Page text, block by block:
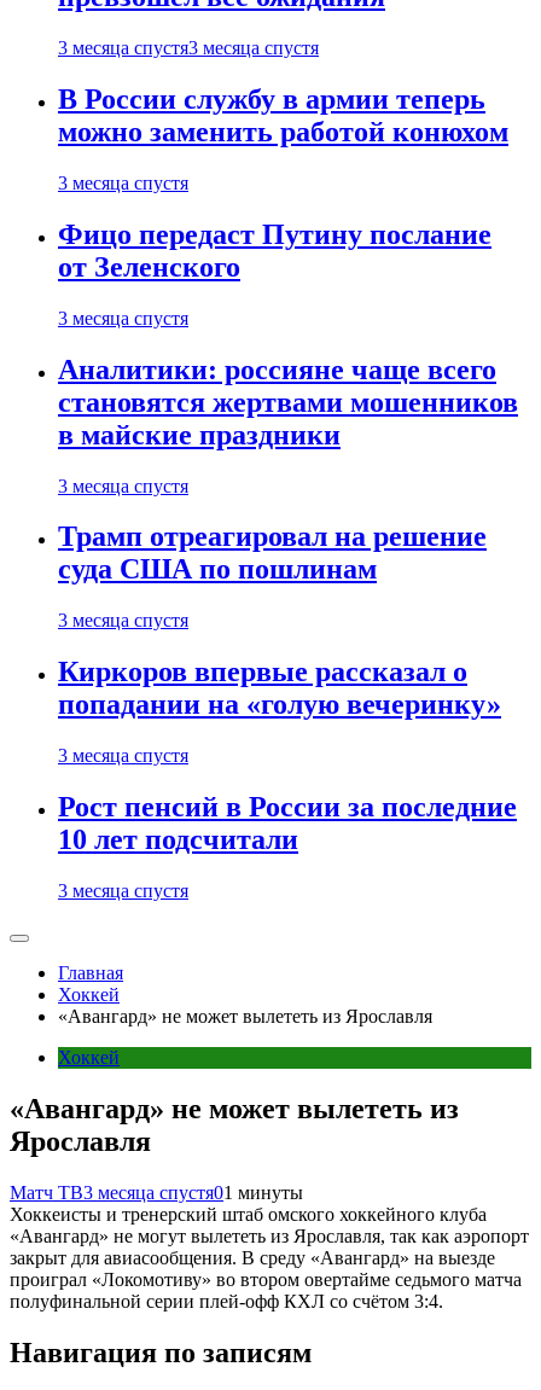
3 месяца спустя3 месяца спустя
В России службу в армии теперь
можно заменить работой конюхом
3 месяца спустя
Фицо передаст Путину послание
от Зеленского
3 месяца спустя
Аналитики: россияне чаще всего
становятся жертвами мошенников
в майские праздники
3 месяца спустя
Трамп отреагировал на решение
суда США по пошлинам
3 месяца спустя
Киркоров впервые рассказал о
попадании на «голую вечеринку»
3 месяца спустя
Рост пенсий в России за последние
10 лет подсчитали
3 месяца спустя
Главная
Хоккей
«Авангард» не может вылететь из Ярославля
Хоккей
«Авангард» не может вылететь из
Ярославля
Матч ТВ3 месяца спустя01 минуты
Хоккеисты и тренерский штаб омского хоккейного клуба
«Авангард» не могут вылететь из Ярославля, так как аэропорт
закрыт для авиасообщения. В среду «Авангард» на выезде
проиграл «Локомотиву» во втором овертайме седьмого матча
полуфинальной серии плей‑офф КХЛ со счётом 3:4.
Навигация по записям